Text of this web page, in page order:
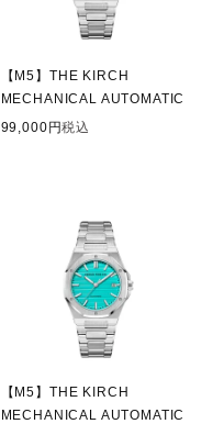
【M5】THE KIRCH
MECHANICAL AUTOMATIC
99,000
税込
【M5】THE KIRCH
MECHANICAL AUTOMATIC